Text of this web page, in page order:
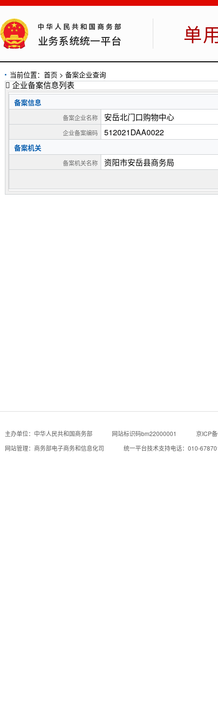
单
当前位置： 首页 > 备案企业查询
企业备案信息列表
备案信息
备案企业名称 安岳北门口购物中心
企业备案编码 512021DAA0022
备案机关
备案机关名称 资阳市安岳县商务局
主办单位：中华人民共和国商务部 网站标识码bm22000001
京ICP
网站管理：商务部电子商务和信息化司
统一平台技术支持电话：010-